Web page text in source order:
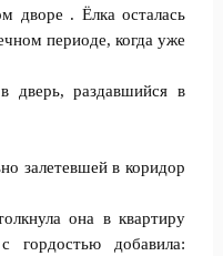
дворе . Ёлка осталась
периоде, когда уже
дверь, раздавшийся в
залетевшей в коридор
она в квартиру
гордостью добавила: